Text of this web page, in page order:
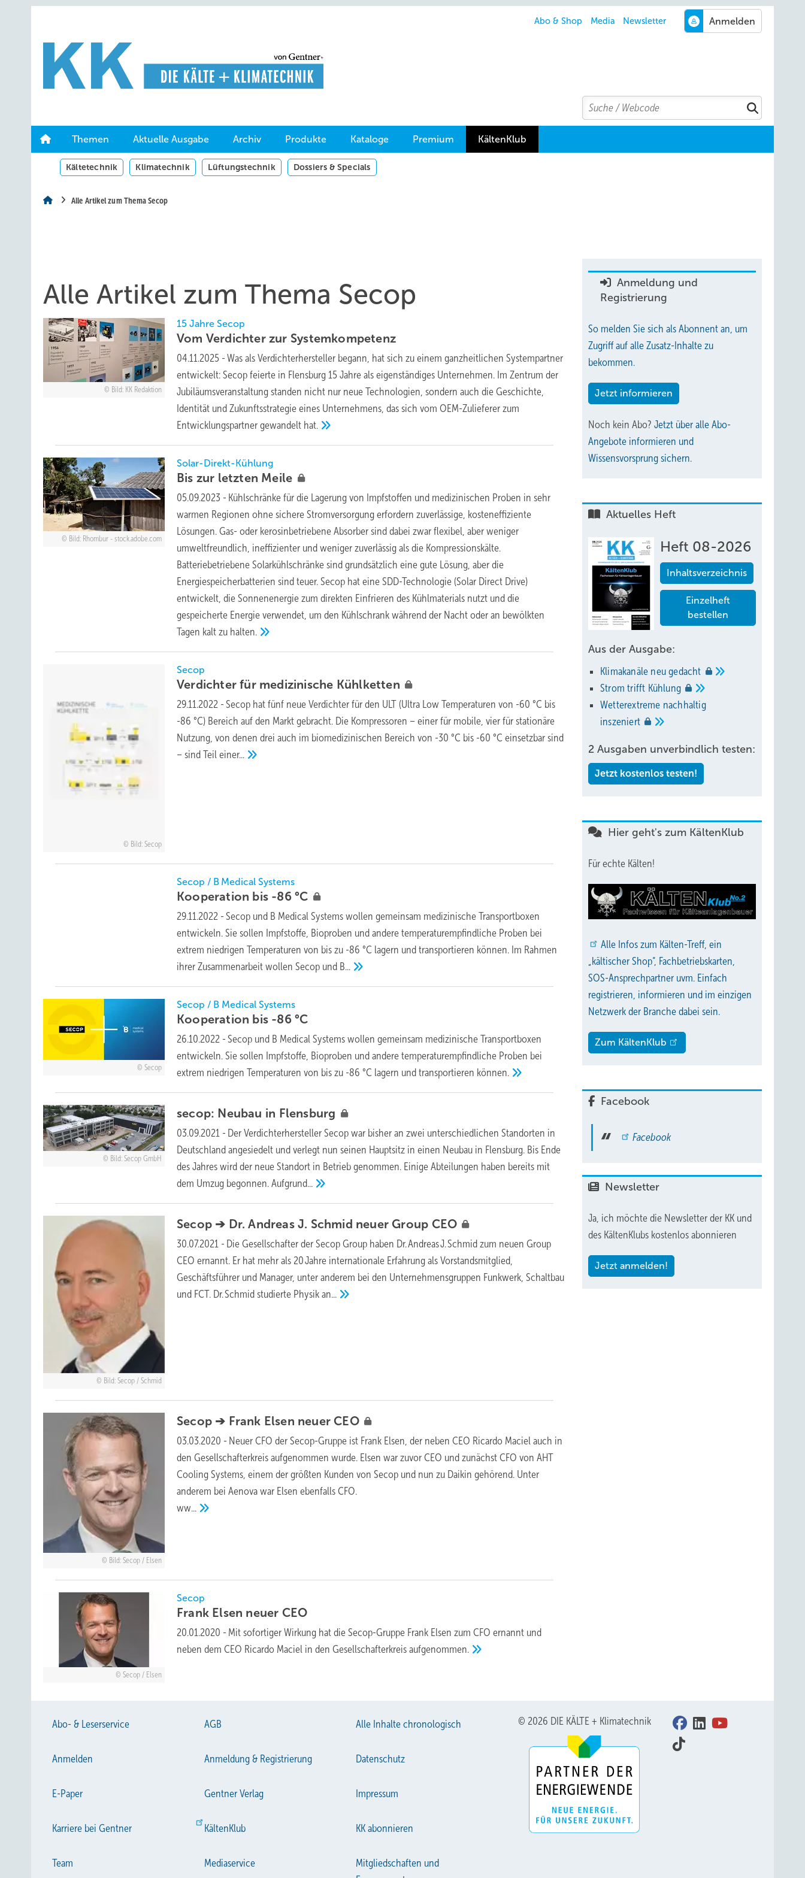
Hauptinhalt
Hauptmenü
Abo & Shop Media Newsletter
Search
Suchen
Themen Aktuelle Ausgabe Archiv Produkte Kataloge Premium KältenKlub
Kältetechnik Klimatechnik Lüftungstechnik Dossiers & Specials
Alle Artikel zum Thema Secop
Alle Artikel zum Thema Secop
Bild: KK Redaktion
15 Jahre Secop
Vom Verdichter zur Systemkompetenz
04.11.2025 - Was als Verdichterhersteller begann, hat sich zu einem ganzheitlichen Systempartner
entwickelt: Secop feierte in Flensburg 15 Jahre als eigenständiges Unternehmen. Im Zentrum der
Jubiläumsveranstaltung standen nicht nur neue Technologien, sondern auch die Geschichte,
Identität und Zukunftsstrategie eines Unternehmens, das sich vom OEM-Zulieferer zum
Entwicklungspartner gewandelt hat.
Bild: Rhombur - stock.adobe.com
Solar-Direkt-Kühlung
Bis zur letzten Meile
05.09.2023 - Kühlschränke für die Lagerung von Impfstoffen und medizinischen Proben in sehr
warmen Regionen ohne sichere Stromversorgung erfordern zuverlässige, kosteneffiziente
Lösungen. Gas- oder kerosinbetriebene Absorber sind dabei zwar flexibel, aber weniger
umweltfreundlich, ineffizienter und ­weniger zuverlässig als die Kompressionskälte.
Batteriebetriebene Solarkühlschränke sind grundsätzlich eine gute Lösung, aber die
Energiespeicherbatterien sind teuer. Secop hat eine SDD-Technologie (Solar Direct Drive)
entwickelt, die Sonnenenergie zum direkten Einfrieren des Kühlmaterials nutzt und die
gespeicherte Energie verwendet, um den Kühlschrank während der Nacht oder an bewölkten
Tagen kalt zu halten.
Bild: Secop
Secop
Verdichter für medizinische Kühlketten
29.11.2022 - Secop hat fünf neue Verdichter für den ULT (Ultra Low Temperaturen von -60 °C bis
-86 °C) Bereich auf den Markt gebracht. Die Kompressoren – einer für mobile, vier für stationäre
Nutzung, von denen drei auch im biomedizinischen Bereich von -30 °C bis -60 °C einsetzbar sind
– sind Teileiner...
Secop / B Medical Systems
Kooperation bis -86°C
29.11.2022 - Secop und B Medical Systems wollen gemeinsam medizinische Transportboxen
entwickeln. Sie sollen Impfstoffe, Bioproben und andere temperaturempfindliche Proben bei
extrem niedrigen Temperaturen von bis zu -86 °C lagern und transportieren können. Im Rahmen
ihrer Zusammenarbeit wollen Secop und B...
Secop
Secop / B Medical Systems
Kooperation bis -86°C
26.10.2022 - Secop und B Medical Systems wollen gemeinsam medizinische Transportboxen
entwickeln. Sie sollen Impfstoffe, Bioproben und andere temperaturempfindliche Proben bei
extrem niedrigen Temperaturen von bis zu -86 °C lagern und transportieren können.
Bild: Secop GmbH
secop: Neubau in Flensburg
03.09.2021 - Der Verdichterhersteller Secop war bisher an zwei unterschiedlichen Standorten in
Deutschland angesiedelt und verlegt nun seinen Hauptsitz in einen Neubau in Flensburg. Bis Ende
des Jahres wird der neue Standort in Betrieb genommen. Einige Abteilungen haben bereits mit
dem Umzug begonnen.Aufgrund...
Bild: Secop / Schmid
Secop ➔ Dr. Andreas J. Schmid neuer Group CEO
30.07.2021 - Die Gesellschafter der Secop Group haben Dr. Andreas J. Schmid zum neuen Group
CEO ernannt. Er hat mehr als 20 Jahre internationale Erfahrung als Vorstands­mitglied,
Geschäftsführer und Manager, unter anderem bei den Unternehmens­gruppen Funkwerk, Schaltbau
und FCT. Dr. Schmid studierte Physikan...
Bild: Secop / Elsen
Secop ➔ Frank Elsen neuerCEO
03.03.2020 - Neuer CFO der Secop-Gruppe ist Frank Elsen, der neben CEO Ricardo Maciel auch in
den Gesellschafterkreis aufgenommen wurde. Elsen war zuvor CEO und zunächst CFO von AHT
Cooling Systems, einem der größten Kunden von Secop und nun zu Daikin gehörend. Unter
anderem bei Aenova war Elsen ebenfalls CFO.
ww...
Secop / Elsen
Secop
Frank Elsen neuer CEO
20.01.2020 - Mit sofortiger Wirkung hat die Secop-Gruppe Frank Elsen zum CFO ernannt und
neben dem CEO Ricardo Maciel in den Gesellschafterkreisaufgenommen.
Anmeldung und
Registrierung
So melden Sie sich als Abonnent an, um
Zugriff auf alle Zusatz-Inhalte zu
bekommen.
Jetzt informieren
Noch kein Abo? Jetzt über alle Abo-
Angebote informieren und
Wissensvorsprung sichern.
Aktuelles Heft
Heft 08-2026
Inhaltsverzeichnis
Einzelheft
bestellen
Aus der Ausgabe:
Klimakanäle neugedacht
Strom trifft Kühlung
Wetterextreme nachhaltig
inszeniert
2 Ausgaben unverbindlich testen:
Jetzt kostenlos testen!
Hier geht's zum KältenKlub
Für echte Kälten!
Alle Infos zum Kälten-Treff, ein
„kältischer Shop“, Fachbetriebskarten,
SOS-Ansprechpartner uvm. Einfach
registrieren, informieren und im einzigen
Netzwerk der Branche dabei sein.
Zum KältenKlub
Facebook
Facebook
Newsletter
Ja, ich möchte die Newsletter der KK und
des KältenKlubs kostenlos abonnieren
Jetzt anmelden!
Abo- & Leserservice AGB Alle Inhalte chronologisch
Anmelden Anmeldung & Registrierung Datenschutz
E-Paper Gentner Verlag Impressum
Karriere bei Gentner KältenKlub KK abonnieren
Team Mediaservice
Mitgliedschaften und
© 2026 DIE KÄLTE + Klimatechnik